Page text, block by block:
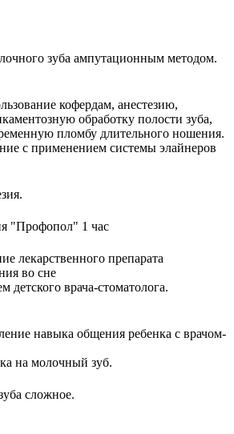
зуба ампутационным методом.
кофердам, анестезию,
обработку полости зуба,
пломбу длительного ношения.
с применением системы элайнеров
"Профопол" 1 час
лекарственного препарата
во сне
врача-стоматолога.
навыка общения ребенка с врачом-
на молочный зуб.
сложное.